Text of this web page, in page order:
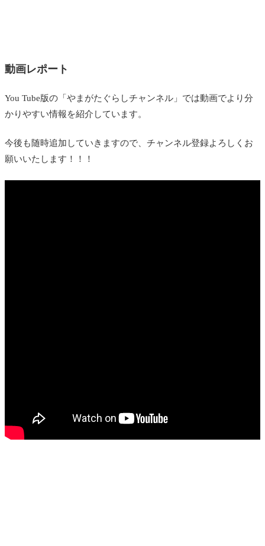
動画レポート
You Tube版の「やまがたぐらしチャンネル」では動画でより分
かりやすい情報を紹介しています。
今後も随時追加していきますので、チャンネル登録よろしくお
願いいたします！！！